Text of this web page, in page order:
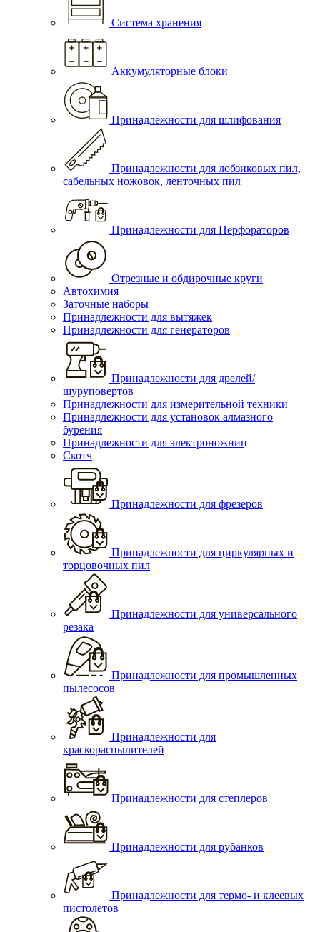
Система хранения
Аккумуляторные блоки
Принадлежности для шлифования
Принадлежности для лобзиковых пил,
сабельных ножовок, ленточных пил
Принадлежности для Перфораторов
Отрезные и обдирочные круги
Автохимия
Заточные наборы
Принадлежности для вытяжек
Принадлежности для генераторов
Принадлежности для дрелей/
шуруповертов
Принадлежности для измерительной техники
Принадлежности для установок алмазного
бурения
Принадлежности для электроножниц
Скотч
Принадлежности для фрезеров
Принадлежности для циркулярных и
торцовочных пил
Принадлежности для универсального
резака
Принадлежности для промышленных
пылесосов
Принадлежности для
краскораспылителей
Принадлежности для степлеров
Принадлежности для рубанков
Принадлежности для термо- и клеевых
пистолетов